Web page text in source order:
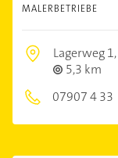
MALERBETRIEBE
Lagerweg 1,
5,3 km
07907 4 33